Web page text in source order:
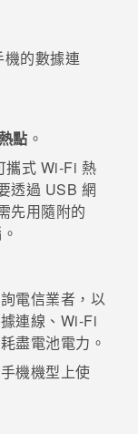
機的數據連
點 。
攜式 Wi-Fi 熱
透過 USB 網
先用隨附的
電信業者，以
連線、 Wi-Fi
盡電池電力。
機機型上使